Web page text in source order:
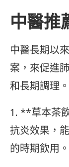
中醫推
中醫長期以
案，來促進
和長期調理。
1. **草本茶
抗炎效果，
的時期飲用。